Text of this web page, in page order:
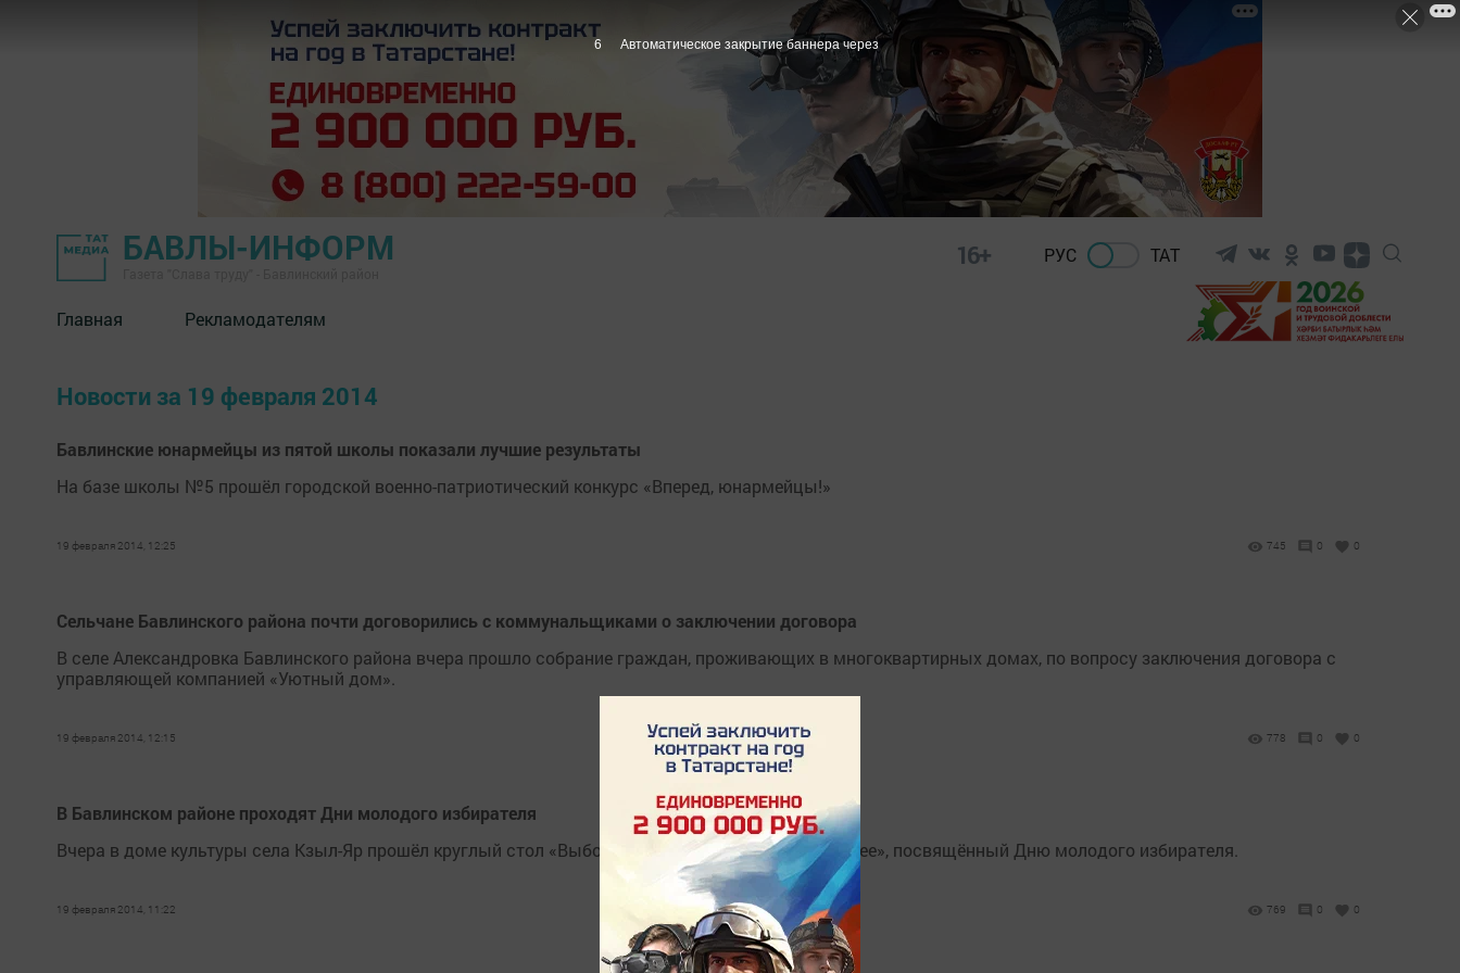
БАВЛЫ-ИНФОРМ 16+ РУС ТАТ
Главная Рекламодателям
Новости за 19 февраля 2014
Бавлинские юнармейцы из пятой школы показали лучшие результаты
На базе школы №5 прошёл городской военно-патриотический конкурс «Вперед, юнармейцы!»
19 февраля 2014, 12:25 745 0 0
Сельчане Бавлинского района почти договорились с коммунальщиками о заключении договора
В селе Александровка Бавлинского района вчера прошло собрание граждан, проживающих в многоквартирных домах, по вопросу заключения договора с
управляющей компанией «Уютный дом».
19 февраля 2014, 12:15 778 0 0
В Бавлинском районе проходят Дни молодого избирателя
Вчера в доме культуры села Кзыл-Яр прошёл круглый стол «Выборы - ответственность за будущее», посвящённый Дню молодого избирателя.
19 февраля 2014, 11:22 769 0 0
6 Автоматическое закрытие баннера через